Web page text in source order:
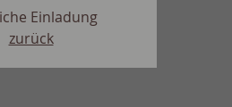
Einladung
zurück